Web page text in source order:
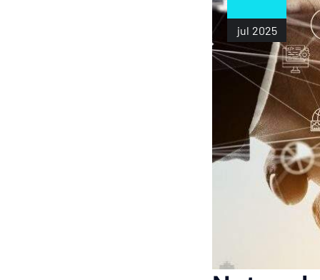
jul 2025